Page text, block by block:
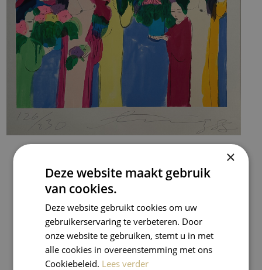
WALASSE TING
(1929-2010)
×
Deze website maakt gebruik
van cookies.
Deze website gebruikt cookies om uw
gebruikerservaring te verbeteren. Door
onze website te gebruiken, stemt u in met
alle cookies in overeenstemming met ons
Cookiebeleid. Lees verder